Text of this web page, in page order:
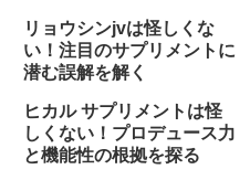
リョウシンjvは怪しくな
い！注目のサプリメントに
潜む誤解を解く
ヒカル サプリメントは怪
しくない！プロデュース力
と機能性の根拠を探る